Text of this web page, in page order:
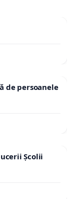
de persoanele
Școlii